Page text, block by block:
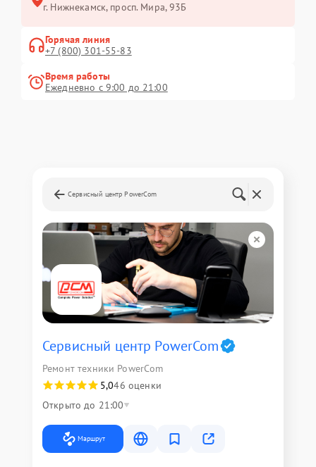
г. Нижнекамск, просп. Мира, 93Б
Горячая линия
+7 (800) 301-55-83
Время работы
Ежедневно с 9:00 до 21:00
Сервисный центр PowerCom
Сервисный центр PowerCom
Ремонт техники PowerCom
5,046 оценки
Открыто до 21:00
Маршрут